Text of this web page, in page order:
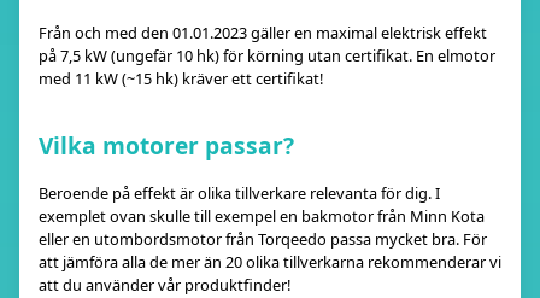
Från och med den 01.01.2023 gäller en maximal elektrisk effekt
på 7,5 kW (ungefär 10 hk) för körning utan certifikat. En elmotor
med 11 kW (~15 hk) kräver ett certifikat!
Vilka motorer passar?
Beroende på effekt är olika tillverkare relevanta för dig. I
exemplet ovan skulle till exempel en bakmotor från Minn Kota
eller en utombordsmotor från Torqeedo passa mycket bra. För
att jämföra alla de mer än 20 olika tillverkarna rekommenderar vi
att du använder vår produktfinder!